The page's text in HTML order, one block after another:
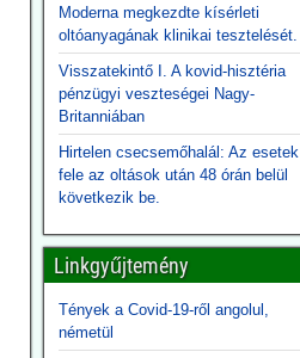
Moderna megkezdte kísérleti
oltóanyagának klinikai tesztelését.
Visszatekintő I. A kovid-hisztéria
pénzügyi veszteségei Nagy-
Britanniában
Hirtelen csecsemőhalál: Az esetek
fele az oltások után 48 órán belül
következik be.
Linkgyűjtemény
Tények a Covid-19-ről angolul,
németül